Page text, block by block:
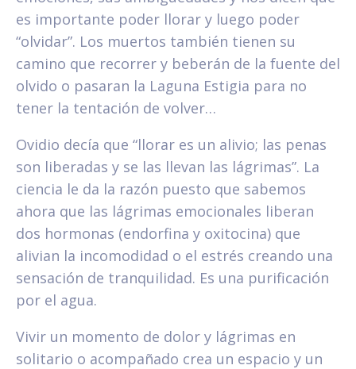
es importante poder llorar y luego poder
“olvidar”. Los muertos también tienen su
camino que recorrer y beberán de la fuente del
olvido o pasaran la Laguna Estigia para no
tener la tentación de volver…
Ovidio decía que “llorar es un alivio; las penas
son liberadas y se las llevan las lágrimas”. La
ciencia le da la razón puesto que sabemos
ahora que las lágrimas emocionales liberan
dos hormonas (endorfina y oxitocina) que
alivian la incomodidad o el estrés creando una
sensación de tranquilidad. Es una purificación
por el agua.
Vivir un momento de dolor y lágrimas en
solitario o acompañado crea un espacio y un